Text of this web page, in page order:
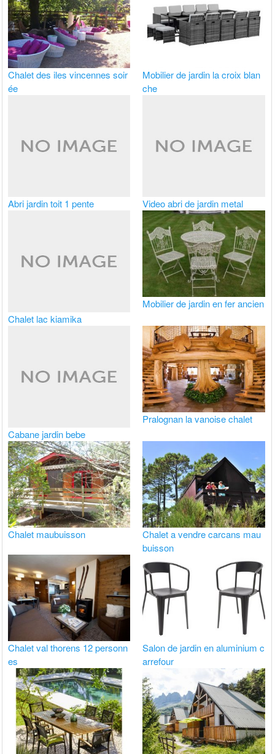
Chalet des iles vincennes soir
ée
Mobilier de jardin la croix blan
che
Abri jardin toit 1 pente Video abri de jardin metal
Chalet lac kiamika
Mobilier de jardin en fer ancien
Cabane jardin bebe
Pralognan la vanoise chalet
Chalet maubuisson
Chalet a vendre carcans mau
buisson
Chalet val thorens 12 personn
es
Salon de jardin en aluminium c
arrefour